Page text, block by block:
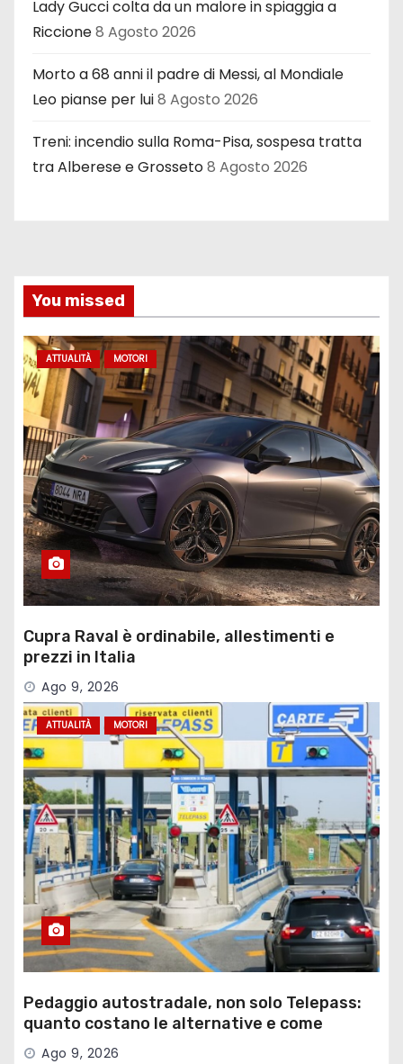
Lady Gucci colta da un malore in spiaggia a
Riccione8 Agosto 2026
Morto a 68 anni il padre di Messi, al Mondiale
Leo pianse per lui8 Agosto 2026
Treni: incendio sulla Roma-Pisa, sospesa tratta
tra Alberese e Grosseto8 Agosto 2026
You missed
ATTUALITÀ MOTORI
Cupra Raval è ordinabile, allestimenti e
prezzi in Italia
Ago 9, 2026
ATTUALITÀ MOTORI
Pedaggio autostradale, non solo Telepass:
quanto costano le alternative e come
funzionano
Ago 9, 2026